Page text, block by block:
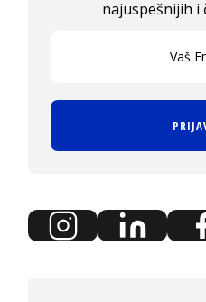
najuspešnijih i